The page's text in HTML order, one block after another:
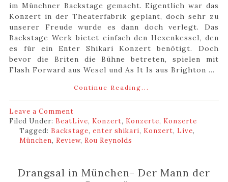
im Münchner Backstage gemacht. Eigentlich war das
Konzert in der Theaterfabrik geplant, doch sehr zu
unserer Freude wurde es dann doch verlegt. Das
Backstage Werk bietet einfach den Hexenkessel, den
es für ein Enter Shikari Konzert benötigt. Doch
bevor die Briten die Bühne betreten, spielen mit
Flash Forward aus Wesel und As It Is aus Brighton ...
Continue Reading...
Leave a Comment
Filed Under: BeatLive, Konzert, Konzerte, Konzerte
Tagged: Backstage,enter shikari, Konzert, Live,
München, Review, Rou Reynolds
Drangsal in München- Der Mann der